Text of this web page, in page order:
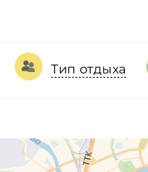
Тип отдыха